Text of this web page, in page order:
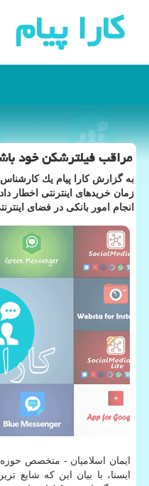
كارا پیام
مراقب فیلترشكن خود
به گزارش كارا پیام یك
زمان خریدهای اینترنتی اخطار
انجام امور بانكی در فضای
ایمان اسلامیان - متخصص حوزه
ایسنا، با بیان این كه شایع